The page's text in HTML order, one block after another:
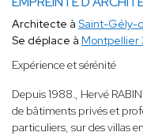
Architecte à Saint-Gély-
Se déplace à
Expérience et sérénité
Depuis 1988., Hervé
de bâtiments privés et
particuliers, sur des villas